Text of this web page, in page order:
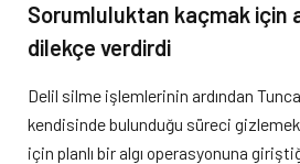
Sorumluluktan kaçmak için
dilekçe verdirdi
Delil silme işlemlerinin ardından
kendisinde bulunduğu süreci
için planlı bir algı operasyonuna